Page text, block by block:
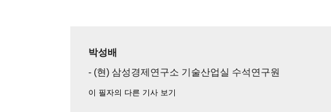
박성배
- (현) 삼성경제연구소 기술산업실 수석연구원
이 필자의 다른 기사 보기